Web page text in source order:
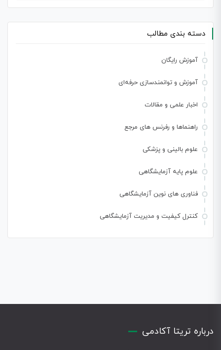
دسته بندی مطالب
آموزش رایگان
آموزش و توانمندسازی حرفه‌ای
اخبار علمی و مقالات
راهنماها و رفرنس های مرجع
علوم بالینی و پزشکی
علوم پایه آزمایشگاهی
فناوری های نوین آزمایشگاهی
کنترل کیفیت و مدیریت آزمایشگاهی
درباره تریتا آکادمی